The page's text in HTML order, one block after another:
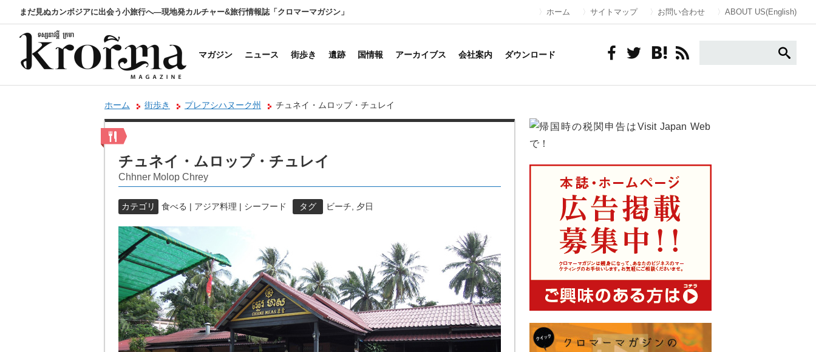
まだ見ぬカンボジアに出会う小旅行へ―現地発カルチャー&旅行情報誌「クロマーマガジン」 ホーム サイトマップ お問い合わせ ABOUT US(English)
マガジン ニュース 街歩き 遺跡 国情報 アーカイブス 会社案内 ダウンロード
ホーム 街歩き プレアシハヌーク州 チュネイ・ムロップ・チュレイ
チュネイ・ムロップ・チュレイ
Chhner Molop Chrey
カテゴリ 食べる | アジア料理 | シーフード タグ ビーチ 夕日